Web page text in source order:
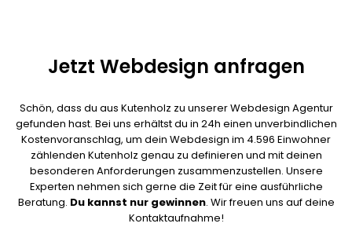
Jetzt Webdesign anfragen
Schön, dass du aus Kutenholz zu unserer Webdesign Agentur
gefunden hast. Bei uns erhältst du in 24h einen unverbindlichen
Kostenvoranschlag, um dein Webdesign im 4.596 Einwohner
zählenden Kutenholz genau zu definieren und mit deinen
besonderen Anforderungen zusammenzustellen. Unsere
Experten nehmen sich gerne die Zeit für eine ausführliche
Beratung. Du kannst nur gewinnen. Wir freuen uns auf deine
Kontaktaufnahme!